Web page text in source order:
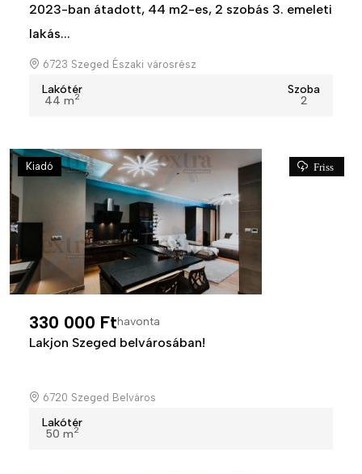
2023-ban átadott, 44 m2-es, 2 szobás 3. emeleti
lakás...
6723 Szeged Északi városrész
Lakótér
44 m2
Szoba
2
Kiadó Friss
330 000 Fthavonta
Lakjon Szeged belvárosában!
6720 Szeged Belváros
Lakótér
50 m2